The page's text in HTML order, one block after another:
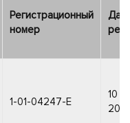
Регистрационный
номер
1-01-04247-E
10